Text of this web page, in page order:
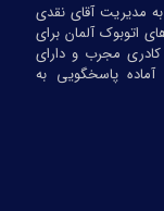
در سال ۱۳۹۸ در تبریز به مدیریت آقای نقدی
اتوبوک آلمان برای
مجرب و دارای
پاسخگویی به